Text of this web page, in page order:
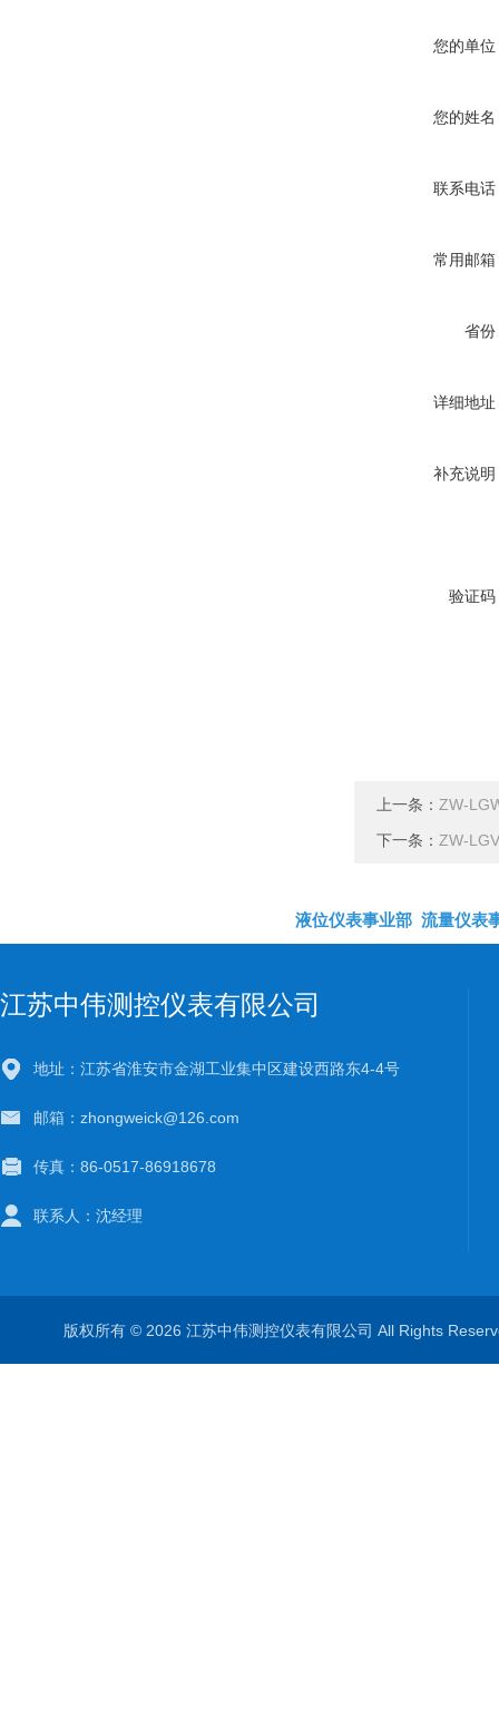
您的单位
您的姓名
联系电话
常用邮箱
省份
详细地址
补充说明
验证码
上一条： ZW-
下一条： ZW-
液位仪表事业部 流量仪表
江苏中伟测控仪表有限公司
地址：江苏省淮安市金湖工业集中区建设西路东4-4号
邮箱：zhongweick@126.com
传真：86-0517-86918678
联系人：沈经理
版权所有 © 2026 江苏中伟测控仪表有限公司 All Rights